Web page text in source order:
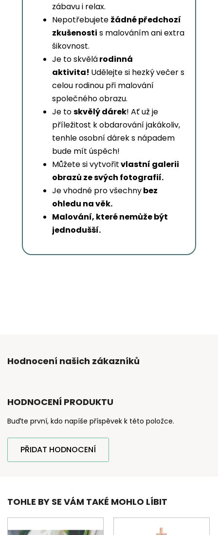
zábavu i relax.
Nepotřebujete žádné předchozí
zkušenosti s malováním ani extra
šikovnost.
Je to skvělárodinná
aktivita! Udělejte si hezký večer s
celou rodinou při malování
společného obrazu.
Je toskvělý dárek! Ať už je
příležitost k obdarování jakákoliv,
tenhle osobní dárek s nápadem
bude mít úspěch!
Můžete si vytvořitvlastní galerii
obrazů ze svých fotografií.
Je vhodné pro všechnybez
ohledu na věk.
Malování, které nemůže být
jednodušší.
Hodnocení našich zákazníků
HODNOCENÍ PRODUKTU
Buďte první, kdo napíše příspěvek k této položce.
PŘIDAT HODNOCENÍ
TOHLE BY SE VÁM TAKÉ MOHLO LÍBIT